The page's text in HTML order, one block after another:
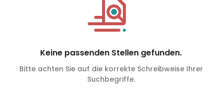
Keine passenden Stellen gefunden.
Bitte achten Sie auf die korrekte Schreibweise Ihrer
Suchbegriffe.